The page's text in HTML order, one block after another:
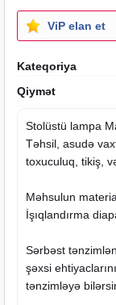
ViP elan et
Kateqoriya
Qiymət
Stolüstü lampa
Təhsil, asudə
toxuculuq, tikiş,
Məhsulun
İşıqlandırma
Sərbəst
şəxsi
tənzimləyə